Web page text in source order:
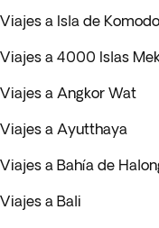
Viajes a Isla de Komodo
Viajes a 4000 Islas
Viajes a Angkor Wat
Viajes a Ayutthaya
Viajes a Bahía de
Viajes a Bali